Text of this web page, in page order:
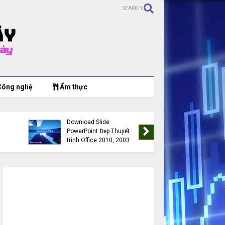
SEARCH
nghệ Ẩm thực
PowerPoint Chuyên
Nghiệp dành cho thiết kế
Slide thuyết trình
Mẫu PowerPoint Đẹp cho
giáo án, giáo trình điện tử